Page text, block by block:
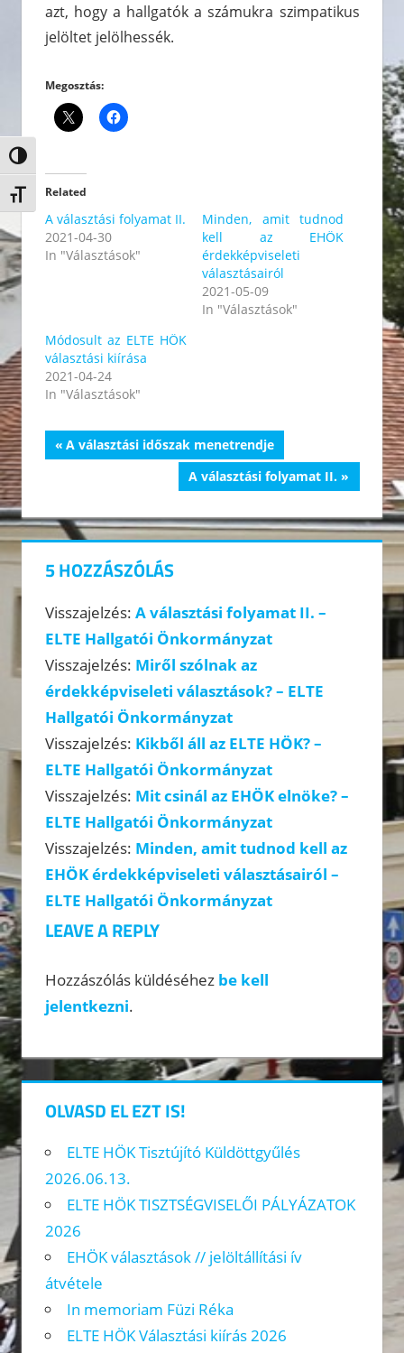
Nagy kontraszt váltása
Betűméret váltása
azt, hogy a hallgatók a számukra szimpatikus
jelöltet jelölhessék.
Megosztás:
Related
A választási folyamat II.
2021-04-30
In "Választások"
Minden, amit tudnod
kell az EHÖK
érdekképviseleti
választásairól
2021-05-09
In "Választások"
Módosult az ELTE HÖK
választási kiírása
2021-04-24
In "Választások"
Bejegyzés
Previous
Post:
A választási időszak menetrendje
Next
A választási folyamat II.
5 HOZZÁSZÓLÁS
Visszajelzés: A választási folyamat II. –
ELTE Hallgatói Önkormányzat
Visszajelzés: Miről szólnak az
érdekképviseleti választások? – ELTE
Hallgatói Önkormányzat
Visszajelzés: Kikből áll az ELTE HÖK? –
ELTE Hallgatói Önkormányzat
Visszajelzés: Mit csinál az EHÖK elnöke? –
ELTE Hallgatói Önkormányzat
Visszajelzés: Minden, amit tudnod kell az
EHÖK érdekképviseleti választásairól –
ELTE Hallgatói Önkormányzat
LEAVE A REPLY
Hozzászólás küldéséhez be kell
jelentkezni.
OLVASD EL EZT IS!
ELTE HÖK Tisztújító Küldöttgyűlés
2026.06.13.
ELTE HÖK TISZTSÉGVISELŐI PÁLYÁZATOK
2026
EHÖK választások // jelöltállítási ív
átvétele
In memoriam Füzi Réka
ELTE HÖK Választási kiírás 2026